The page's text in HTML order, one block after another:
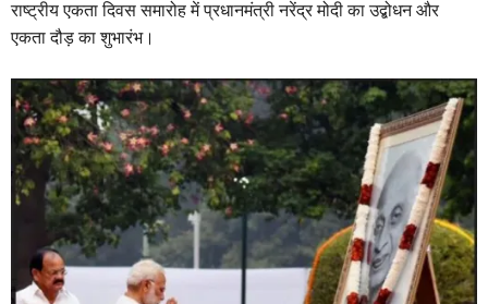
राष्ट्रीय एकता दिवस समारोह में प्रधानमंत्री नरेंद्र मोदी का उद्बोधन और
एकता दौड़ का शुभारंभ।